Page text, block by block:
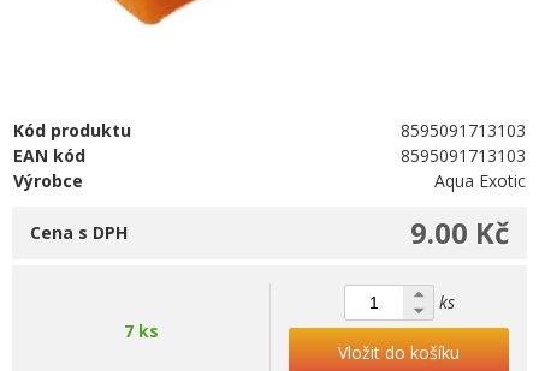
Kód produktu
8595091713103
EAN kód
8595091713103
Výrobce
Aqua Exotic
9.00 Kč
Cena s DPH
7 ks
ks
Vložit do košíku